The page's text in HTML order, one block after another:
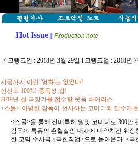
Hot Issue∥ Production note
-> 크랭크인 : 2018년 3월 29일 l 크랭크업 : 2018년 7
지금까지 이런 '영화'는 없었다!
신선도 100%! 중독성 갑!
2019년 설 극장가를 접수할 웃음 바이러스
<스물> 이병헌 감독이 선사하는 코미디의 진수가
<스물>을 통해 전매특허 말맛 코미디로 300만
감독이 특유의 촌철살인 대사에 마약치킨 위
한 코믹 수사극 <극한직업>으로 돌아온다. <